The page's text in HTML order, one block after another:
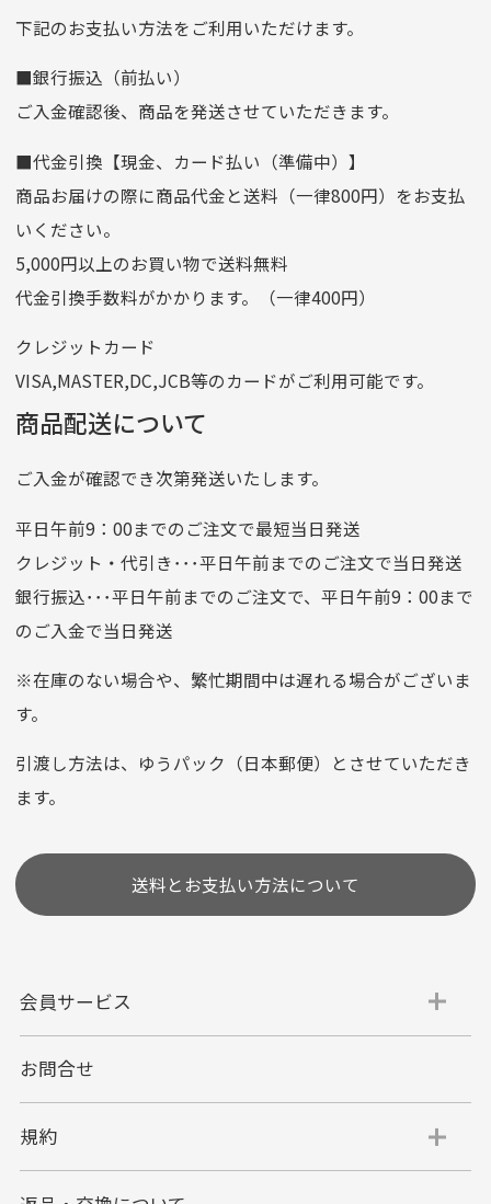
[…]
支店名
和歌山支店
口座種別
普通
口座番号
0255557
口座名義
株式会社一条
ゆうちょ銀行
ゆうちょ間
記号
14710
他銀行から
店名
四七八（読みヨンナナハチ）
店番
478
預金種目
普通預金
口座番号
0776226
口座名義
株式会社一条
クレジットカード
選びいただけない場合がございます。
代金引換
代引手数料一律400円
下記のお支払い方法をご利用いただけます。
■銀行振込（前払い）
ご入金確認後、商品を発送させていただきます。
■代金引換【現金、カード払い（準備中）】
商品お届けの際に商品代金と送料（一律800円）をお支払
いください。
5,000円以上のお買い物で送料無料
代金引換手数料がかかります。（一律400円）
クレジットカード
VISA,MASTER,DC,JCB等のカードがご利用可能です。
商品配送について
ご入金が確認でき次第発送いたします。
平日午前9：00までのご注文で最短当日発送
クレジット・代引き･･･平日午前までのご注文で当日発送
銀行振込･･･平日午前までのご注文で、平日午前9：00まで
のご入金で当日発送
※在庫のない場合や、繁忙期間中は遅れる場合がございま
す。
引渡し方法は、ゆうパック（日本郵便）とさせていただき
ます。
送料とお支払い方法について
会員サービス
お問合せ
規約